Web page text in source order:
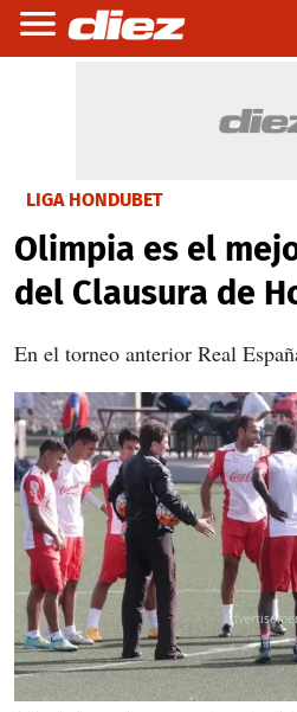
LIGA HONDUBET
Olimpia es el
del Clausura de
En el torneo anterior Real